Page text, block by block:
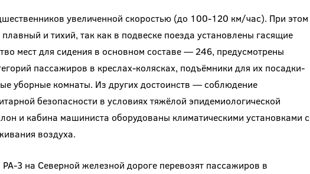
увеличенной скоростью (до 100-120 км/час). При этом
и тихий, так как в подвеске поезда установлены гасящие
мест для сидения в основном составе — 246, предусмотрены
пассажиров в креслах-колясках, подъёмники для их посадки-
уборные комнаты. Из других достоинств — соблюдение
безопасности в условиях тяжёлой эпидемиологической
и кабина машиниста оборудованы климатическими установками с
воздуха.
3 на Северной железной дороге перевозят пассажиров в